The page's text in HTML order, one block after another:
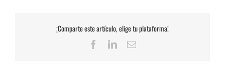
¡Comparte este artículo, elige tu plataforma!
Facebook
LinkedInCorreo